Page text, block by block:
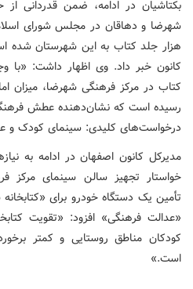
بکتاشیان در ادامه، ضمن قدردانی
هزار جلد کتاب به این شهرستان شده
رسیده است که نشان‌دهنده عطش
درخواست‌های کلیدی: سینمای کودک و
مدیرکل کانون اصفهان در ادامه به
خواستار تجهیز سالن سینمای مرکز
تأمین یک دستگاه خودرو برای
«عدالت فرهنگی» افزود: «تقویت
کودکان مناطق روستایی و کمتر
است.»